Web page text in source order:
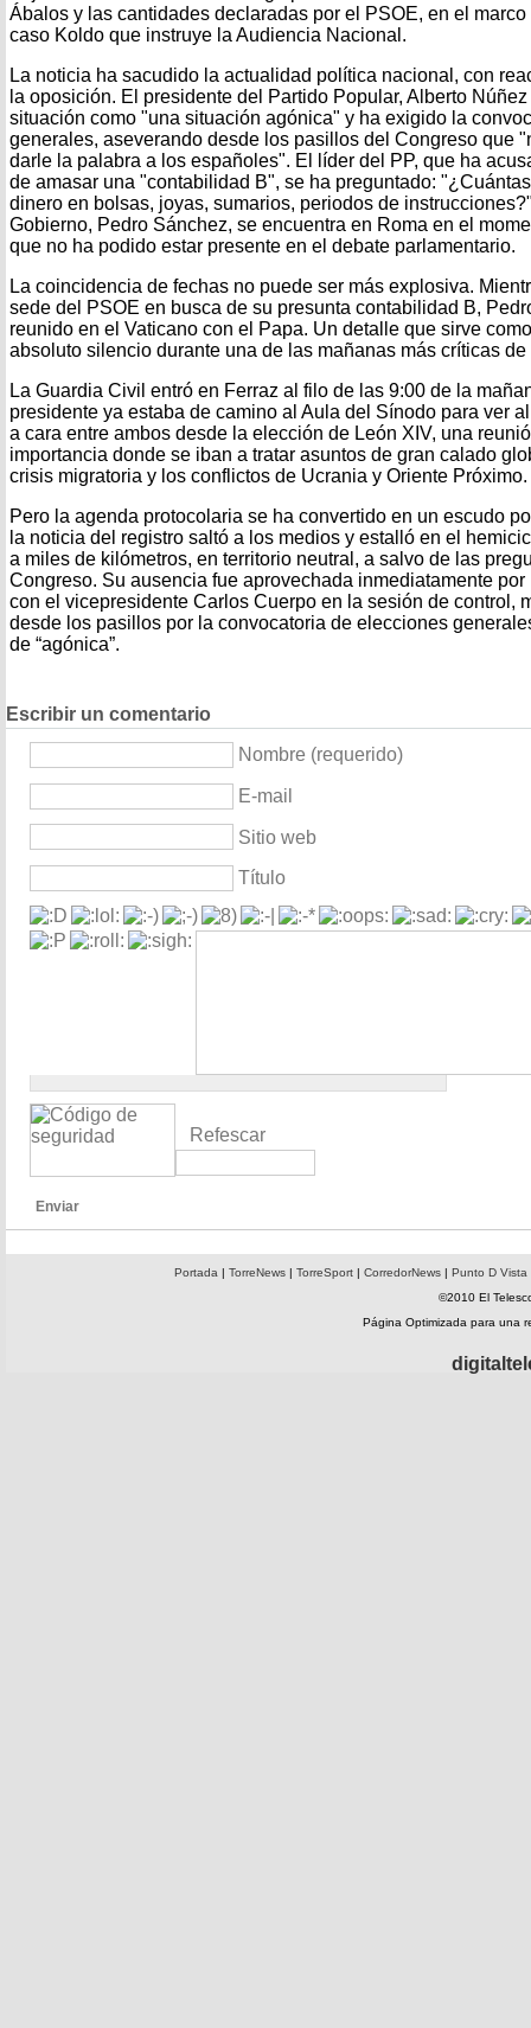
Ábalos y las cantidades declaradas por el PSOE, en el
caso Koldo que instruye la Audiencia Nacional.
La noticia ha sacudido la actualidad política nacional, con
la oposición. El presidente del Partido Popular, Alberto
situación como "una situación agónica" y ha exigido la
generales, aseverando desde los pasillos del Congreso que
darle la palabra a los españoles". El líder del PP, que ha
de amasar una "contabilidad B", se ha preguntado:
dinero en bolsas, joyas, sumarios, periodos de
Gobierno, Pedro Sánchez, se encuentra en Roma en el
que no ha podido estar presente en el debate parlamentario.
La coincidencia de fechas no puede ser más explosiva.
sede del PSOE en busca de su presunta contabilidad B,
reunido en el Vaticano con el Papa. Un detalle que sirve
absoluto silencio durante una de las mañanas más críticas de
La Guardia Civil entró en Ferraz al filo de las 9:00 de la
presidente ya estaba de camino al Aula del Sínodo para ver
a cara entre ambos desde la elección de León XIV, una
importancia donde se iban a tratar asuntos de gran calado
crisis migratoria y los conflictos de Ucrania y Oriente Próximo.
Pero la agenda protocolaria se ha convertido en un escudo
la noticia del registro saltó a los medios y estalló en el
a miles de kilómetros, en territorio neutral, a salvo de las
Congreso. Su ausencia fue aprovechada inmediatamente
con el vicepresidente Carlos Cuerpo en la sesión de control,
desde los pasillos por la convocatoria de elecciones
de “agónica”.
Escribir un comentario
Nombre (requerido)
E-mail
Sitio web
Título
Refescar
Enviar
Portada| TorreNews| TorreSport| CorredorNews| Punto D Vista
©2010 El
Página Optimizada para una